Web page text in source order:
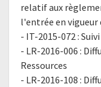
relatif aux
l'entrée en vigueur
- IT-2015-072 :
- LR-2016-006 :
Ressources
- LR-2016-108 :